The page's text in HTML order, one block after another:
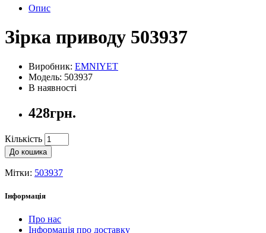
Опис
Зірка приводу 503937
Виробник: EMNIYET
Модель: 503937
В наявності
428грн.
Кількість
До кошика
Мітки: 503937
Інформація
Про нас
Інформація про доставку